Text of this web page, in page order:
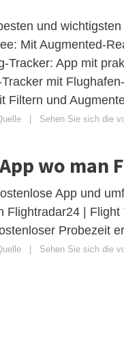
und
Mit Augmented-
Tracker: App mit
mit
Filtern und
Sehen Sie sich die
wo man
App und
Flightradar24 |
Probezeit
Sehen Sie sich die